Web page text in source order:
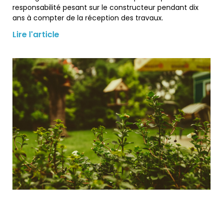
responsabilité pesant sur le constructeur pendant dix
ans à compter de la réception des travaux.
Lire l'article